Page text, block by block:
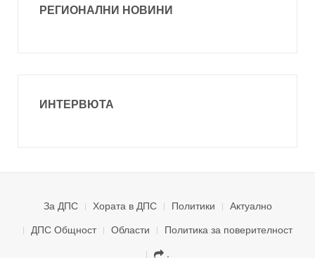
РЕГИОНАЛНИ НОВИНИ
ИНТЕРВЮТА
За ДПС Хората в ДПС Политики
Актуално
ДПС Общност
Области
Политика за поверителност
.